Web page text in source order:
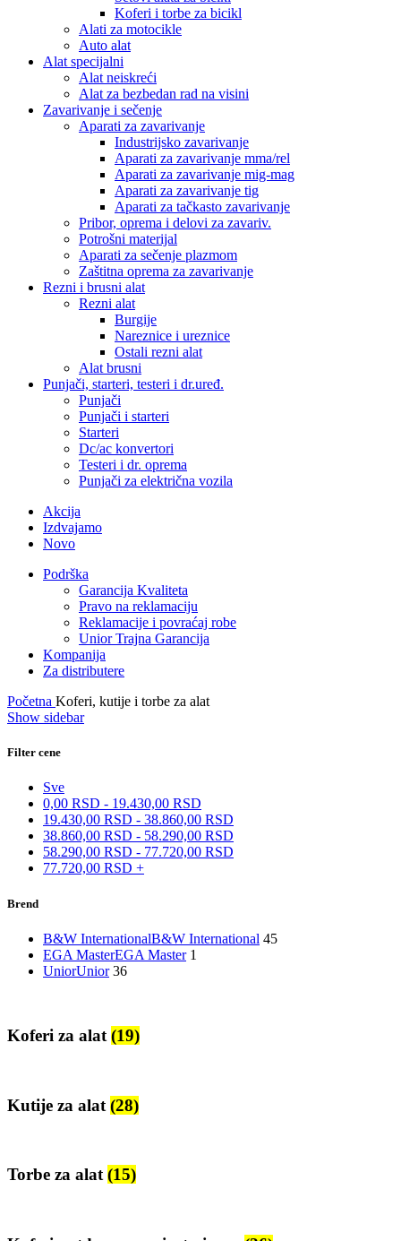
Koferi i torbe za bicikl
Alati za motocikle
Auto alat
Alat specijalni
Alat neiskreći
Alat za bezbedan rad na visini
Zavarivanje i sečenje
Aparati za zavarivanje
Industrijsko zavarivanje
Aparati za zavarivanje mma/rel
Aparati za zavarivanje mig-mag
Aparati za zavarivanje tig
Aparati za tačkasto zavarivanje
Pribor, oprema i delovi za zavariv.
Potrošni materijal
Aparati za sečenje plazmom
Zaštitna oprema za zavarivanje
Rezni i brusni alat
Rezni alat
Burgije
Nareznice i ureznice
Ostali rezni alat
Alat brusni
Punjači, starteri, testeri i dr.uređ.
Punjači
Punjači i starteri
Starteri
Dc/ac konvertori
Testeri i dr. oprema
Punjači za električna vozila
Akcija
Izdvajamo
Novo
Podrška
Garancija Kvaliteta
Pravo na reklamaciju
Reklamacije i povraćaj robe
Unior Trajna Garancija
Kompanija
Za distributere
Početna Koferi, kutije i torbe za alat
Show sidebar
Filter cene
Sve
0,00 RSD - 19.430,00 RSD
19.430,00 RSD - 38.860,00 RSD
38.860,00 RSD - 58.290,00 RSD
58.290,00 RSD - 77.720,00 RSD
77.720,00 RSD +
Brend
B&W InternationalB&W International 45
EGA MasterEGA Master 1
UniorUnior 36
Koferi za alat(19)
Kutije za alat (28)
Torbe za alat(15)